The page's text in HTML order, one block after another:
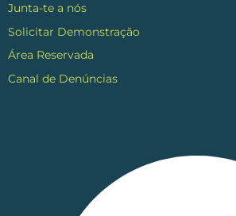
Junta-te a nós
Solicitar Demonstração
Área Reservada
Canal de Denúncias